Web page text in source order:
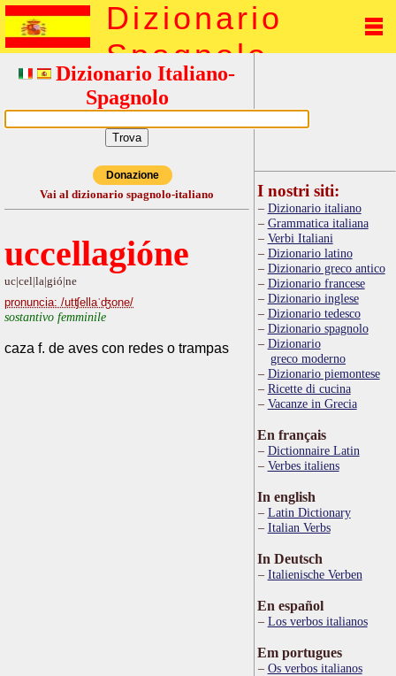
Dizionario
Spagnolo
Dizionario Italiano-
Spagnolo
Donazione
Vai al dizionario spagnolo-italiano
uccellagióne
uc|cel|la|gió|ne
pronuncia: /utʧellaˈʤone/
sostantivo femminile
caza f. de aves con redes o trampas
I nostri siti:
Dizionario italiano
Grammatica italiana
Verbi Italiani
Dizionario latino
Dizionario greco antico
Dizionario francese
Dizionario inglese
Dizionario tedesco
Dizionario spagnolo
Dizionario
greco moderno
Dizionario piemontese
Ricette di cucina
Vacanze in Grecia
En français
Dictionnaire Latin
Verbes italiens
In english
Latin Dictionary
Italian Verbs
In Deutsch
Italienische Verben
En español
Los verbos italianos
Em portugues
Os verbos italianos